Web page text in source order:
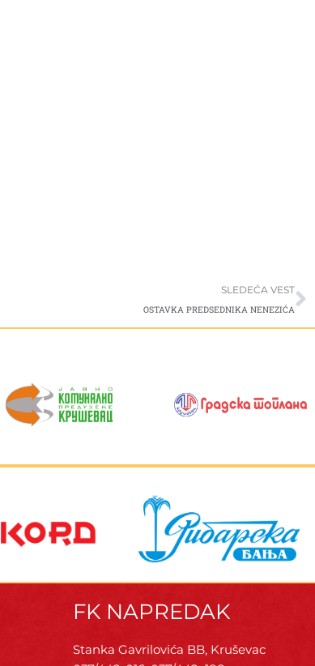
SLEDEĆA VEST
OSTAVKA PREDSEDNIKA NENEZIĆA
FK NAPREDAK
Stanka Gavrilovića BB, Kruševac